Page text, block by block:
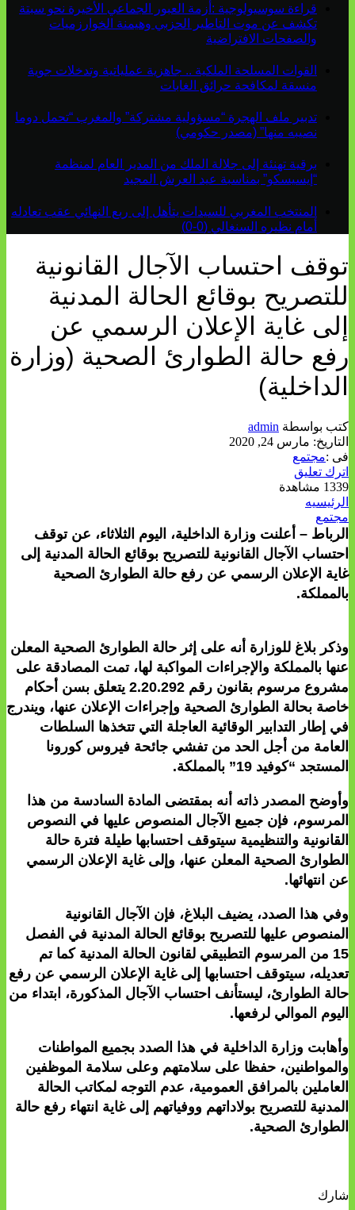
قراءة سوسيولوجية :أزمة العبور الجماعي الأخيرة نحو سبتة
تكشف عن موت التاطير الحزبي وهيمنة الخوارزميات
والصفحات الافتراضية
القوات المسلحة الملكية .. جاهزية عملياتية وتدخلات جوية
منسقة لمكافحة حرائق الغابات
تدبير ملف الهجرة “مسؤولية مشتركة” والمغرب “تحمل دوما
نصيبه منها” (مصدر حكومي)
برقية تهنئة إلى جلالة الملك من المدير العام لمنظمة
“إيسيسكو” بمناسبة عيد العرش المجيد
المنتخب المغربي للسيدات يتأهل إلى ربع النهائي عقب تعادله
أمام نظيره السنغالي (0-0)
توقف احتساب الآجال القانونية
للتصريح بوقائع الحالة المدنية
إلى غاية الإعلان الرسمي عن
رفع حالة الطوارئ الصحية (وزارة
الداخلية)
كتب بواسطة admin
التاريخ: مارس 24, 2020
فى :مجتمع
اترك تعليق
1339 مشاهدة
الرئيسيه
مجتمع
الرباط – أعلنت وزارة الداخلية، اليوم الثلاثاء، عن توقف
احتساب الآجال القانونية للتصريح بوقائع الحالة المدنية إلى
غاية الإعلان الرسمي عن رفع حالة الطوارئ الصحية
بالمملكة.
وذكر بلاغ للوزارة أنه على إثر حالة الطوارئ الصحية المعلن
عنها بالمملكة والإجراءات المواكبة لها، تمت المصادقة على
مشروع مرسوم بقانون رقم 2.20.292 يتعلق بسن أحكام
خاصة بحالة الطوارئ الصحية وإجراءات الإعلان عنها، ويندرج
في إطار التدابير الوقائية العاجلة التي تتخذها السلطات
العامة من أجل الحد من تفشي جائحة فيروس كورونا
المستجد “كوفيد 19” بالمملكة.
وأوضح المصدر ذاته أنه بمقتضى المادة السادسة من هذا
المرسوم، فإن جميع الآجال المنصوص عليها في النصوص
القانونية والتنظيمية سيتوقف احتسابها طيلة فترة حالة
الطوارئ الصحية المعلن عنها، وإلى غاية الإعلان الرسمي
عن انتهائها.
وفي هذا الصدد، يضيف البلاغ، فإن الآجال القانونية
المنصوص عليها للتصريح بوقائع الحالة المدنية في الفصل
15 من المرسوم التطبيقي لقانون الحالة المدنية كما تم
تعديله، سيتوقف احتسابها إلى غاية الإعلان الرسمي عن رفع
حالة الطوارئ، ليستأنف احتساب الآجال المذكورة، ابتداء من
اليوم الموالي لرفعها.
وأهابت وزارة الداخلية في هذا الصدد بجميع المواطنات
والمواطنين، حفظا على سلامتهم وعلى سلامة الموظفين
العاملين بالمرافق العمومية، عدم التوجه لمكاتب الحالة
المدنية للتصريح بولاداتهم ووفياتهم إلى غاية انتهاء رفع حالة
الطوارئ الصحية.
شارك